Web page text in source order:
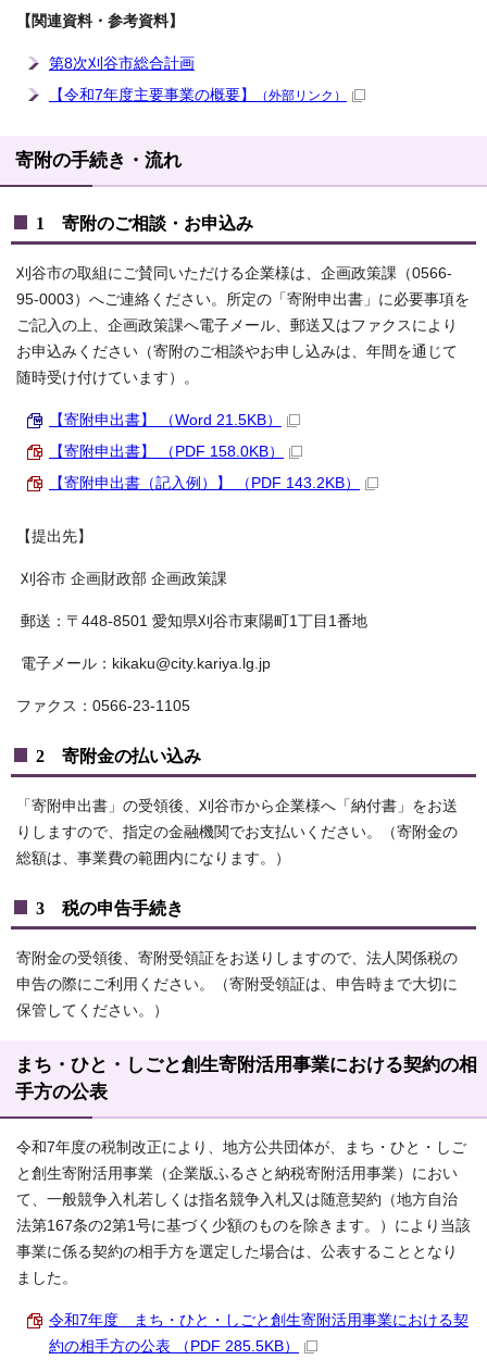
【関連資料・参考資料】
第8次刈谷市総合計画
【令和7年度主要事業の概要】
（外部リンク）
寄附の手続き・流れ
1 寄附のご相談・お申込み
刈谷市の取組にご賛同いただける企業様は、企画政策課（0566-
95-0003）へご連絡ください。所定の「寄附申出書」に必要事項を
ご記入の上、企画政策課へ電子メール、郵送又はファクスにより
お申込みください（寄附のご相談やお申し込みは、年間を通じて
随時受け付けています）。
【寄附申出書】 （Word 21.5KB）
【寄附申出書】 （PDF 158.0KB）
【寄附申出書（記入例）】 （PDF 143.2KB）
【提出先】
刈谷市 企画財政部 企画政策課
郵送：〒448-8501 愛知県刈谷市東陽町1丁目1番地
電子メール：kikaku@city.kariya.lg.jp
ファクス：0566-23-1105
2 寄附金の払い込み
「寄附申出書」の受領後、刈谷市から企業様へ「納付書」をお送
りしますので、指定の金融機関でお支払いください。（寄附金の
総額は、事業費の範囲内になります。）
3 税の申告手続き
寄附金の受領後、寄附受領証をお送りしますので、法人関係税の
申告の際にご利用ください。（寄附受領証は、申告時まで大切に
保管してください。）
まち・ひと・しごと創生寄附活用事業における契約の相
手方の公表
令和7年度の税制改正により、地方公共団体が、まち・ひと・しご
と創生寄附活用事業（企業版ふるさと納税寄附活用事業）におい
て、一般競争入札若しくは指名競争入札又は随意契約（地方自治
法第167条の2第1号に基づく少額のものを除きます。）により当該
事業に係る契約の相手方を選定した場合は、公表することとなり
ました。
令和7年度 まち・ひと・しごと創生寄附活用事業における契
約の相手方の公表 （PDF 285.5KB）